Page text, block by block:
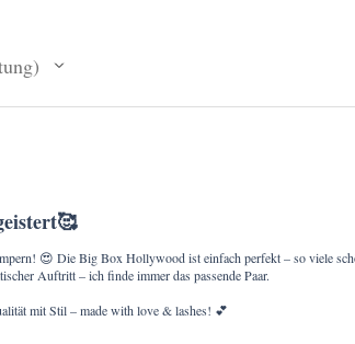
😍 Die Big Box Hollywood ist einfach perfekt – so viele
Auftritt – ich finde immer das passende Paar.
mit Stil – made with love & lashes! 💕